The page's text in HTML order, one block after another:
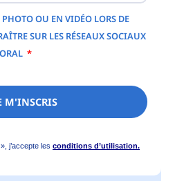
PHOTO OU EN VIDÉO LORS DE
SUR LES RÉSEAUX SOCIAUX
M'INSCRIS
j’accepte les conditions d’utilisation.